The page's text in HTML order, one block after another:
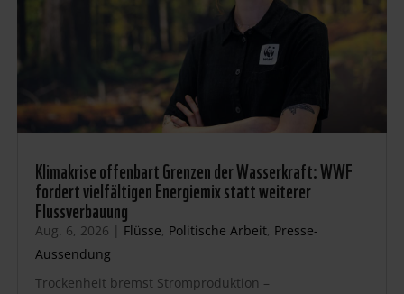
Klimakrise offenbart Grenzen der Wasserkraft: WWF
fordert vielfältigen Energiemix statt weiterer
Flussverbauung
Aug. 6, 2026 | Flüsse, Politische Arbeit, Presse-
Aussendung
Trockenheit bremst Stromproduktion –